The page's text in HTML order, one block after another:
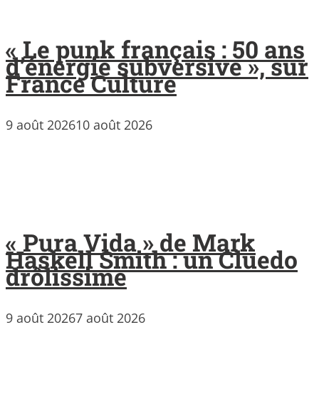
« Le punk français : 50 ans
d’énergie subversive », sur
France Culture
9 août 202610 août 2026
« Pura Vida » de Mark
Haskell Smith : un Cluedo
drôlissime
9 août 20267 août 2026